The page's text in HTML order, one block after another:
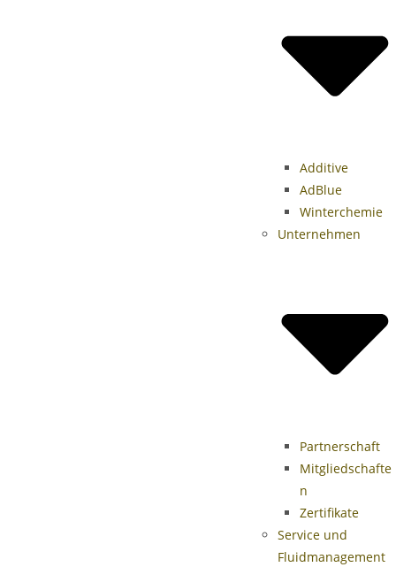
Additive
AdBlue
Winterchemie
Unternehmen
Partnerschaft
Mitgliedschafte
n
Zertifikate
Service und
Fluidmanagement